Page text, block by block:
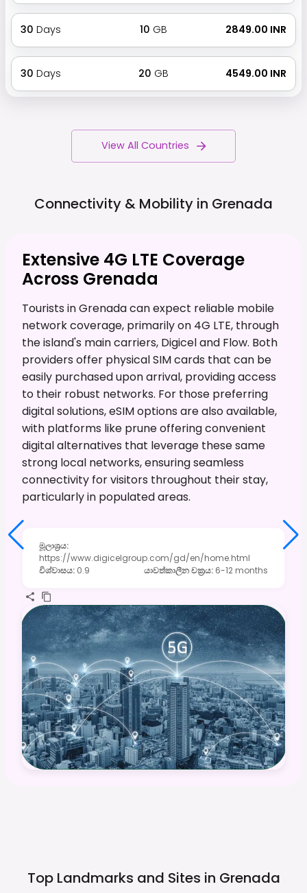
30 Days 10 GB ₹ 2849.00 INR
30 Days 20 GB ₹ 4549.00 INR
View All Countries
Connectivity & Mobility in Grenada
Extensive 4G LTE Coverage
Across Grenada
Tourists in Grenada can expect reliable mobile
network coverage, primarily on 4G LTE, through
the island's main carriers, Digicel and Flow. Both
providers offer physical SIM cards that can be
easily purchased upon arrival, providing access
to their robust networks. For those preferring
digital solutions, eSIM options are also available,
with platforms like prune offering convenient
digital alternatives that leverage these same
strong local networks, ensuring seamless
connectivity for visitors throughout their stay,
particularly in populated areas.
මූලාශ්‍රය:
https://www.digicelgroup.com/gd/en/home.html
විශ්වාසය: 0.9 යාවත්කාලීන චක්‍රය: 6-12 months
Top Landmarks and Sites in Grenada